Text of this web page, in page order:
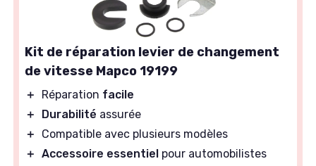
Kit de réparation levier de changement
de vitesse Mapco 19199
＋ Réparation facile
＋
Durabilité assurée
＋
Compatible avec plusieurs modèles
＋ Accessoire essentiel pour automobilistes